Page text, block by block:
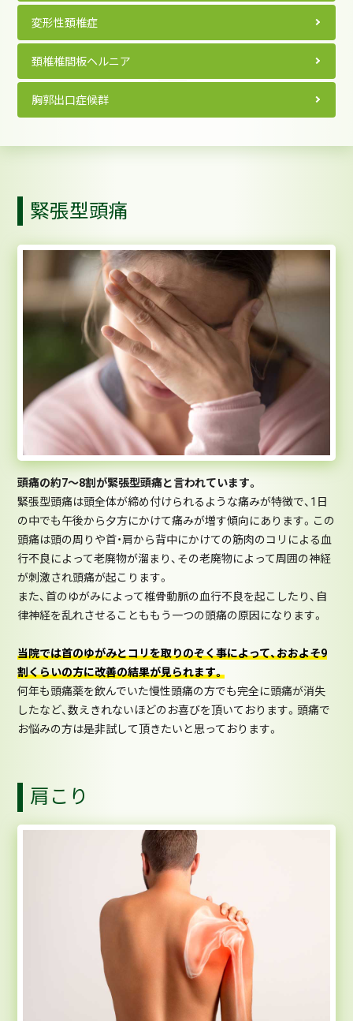
変形性頚椎症
頚椎椎間板ヘルニア
胸郭出口症候群
緊張型頭痛
頭痛の約7～8割が緊張型頭痛と言われています。
緊張型頭痛は頭全体が締め付けられるような痛みが特徴で、1日
の中でも午後から夕方にかけて痛みが増す傾向にあります。この
頭痛は頭の周りや首・肩から背中にかけての筋肉のコリによる血
行不良によって老廃物が溜まり、その老廃物によって周囲の神経
が刺激され頭痛が起こります。
また、首のゆがみによって椎骨動脈の血行不良を起こしたり、自
律神経を乱れさせることももう一つの頭痛の原因になります。
当院では首のゆがみとコリを取りのぞく事によって、おおよそ9
割くらいの方に改善の結果が見られます。
何年も頭痛薬を飲んでいた慢性頭痛の方でも完全に頭痛が消失
したなど、数えきれないほどのお喜びを頂いております。頭痛で
お悩みの方は是非試して頂きたいと思っております。
肩こり